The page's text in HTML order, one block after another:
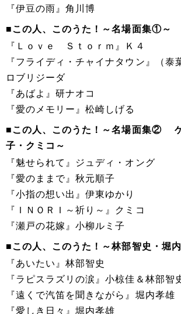
『伊豆の雨』角川博
■この人、このうた！～名場面集①～
『Ｌｏｖｅ Ｓｔｏｒｍ』Ｋ４
『フライディ・チャイナタウン』（泰
ロブリジーダ
『あばよ』研ナオコ
『愛のメモリー』松崎しげる
■この人、このうた！～名場面集②
子・クミコ～
『魅せられて』ジュディ・オング
『愛のままで』秋元順子
『小指の想い出』伊東ゆかり
『ＩＮＯＲＩ～祈り～』クミコ
『瀬戸の花嫁』小柳ルミ子
■この人、このうた！～林部智史・堀
『あいたい』林部智史
『ラピスラズリの涙』小椋佳＆林部智
『遠くで汽笛を聞きながら』堀内孝雄
『愛しき日々』堀内孝雄